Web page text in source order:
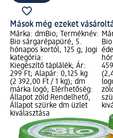
Mások még ezeket
Márka: dmBio; Terméknév:
Bio sárgarépapüré, 5.
hónapos kortól, 125 g; Jogi
kategória:
Kiegészítő táplálék; Ár:
299 Ft; Alapár: 0,125 kg
(2 392,00 Ft / 1 kg); dm
márka logó; Elérhetőség:
Állapot zöld Rendelhető,
Állapot szürke dm üzlet
kiválasztása